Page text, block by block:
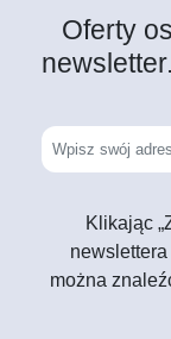
Oferty
Klikając
można